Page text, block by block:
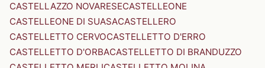
CASTELLAZZO NOVARESECASTELLEONE
CASTELLEONE DI SUASACASTELLERO
CASTELLETTO CERVOCASTELLETTO D'ERRO
CASTELLETTO D'ORBACASTELLETTO DI BRANDUZZO